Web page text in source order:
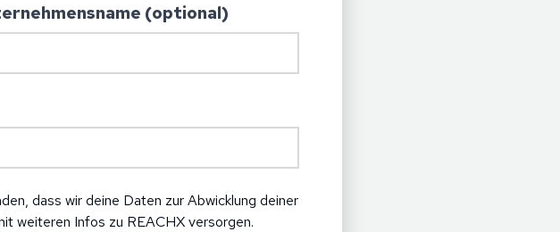
(optional)
dass wir deine Daten zur Abwicklung deiner
weiteren Infos zu REACHX versorgen.